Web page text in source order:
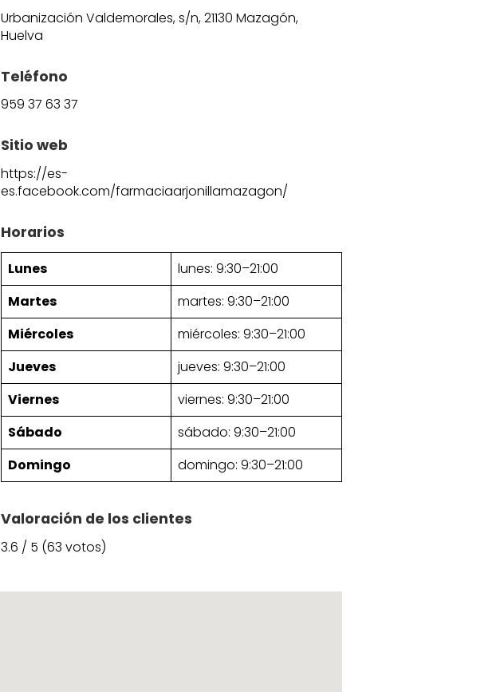
Urbanización Valdemorales, s/n, 21130 Mazagón,
Huelva
Teléfono
959 37 63 37
Sitio web
https://es-
es.facebook.com/farmaciaarjonillamazagon/
Horarios
Lunes
lunes: 9:30–21:00
Martes
martes: 9:30–21:00
Miércoles
miércoles: 9:30–21:00
Jueves
jueves: 9:30–21:00
Viernes
viernes: 9:30–21:00
Sábado
sábado: 9:30–21:00
Domingo
domingo: 9:30–21:00
Valoración de los clientes
3.6 / 5 (63 votos)